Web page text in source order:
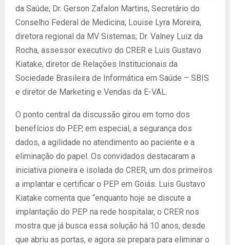
da Saúde; Dr. Gerson Zafalon Martins, Secretário do
Conselho Federal de Medicina; Louise Lyra Moreira,
diretora regional da MV Sistemas; Dr. Valney Luiz da
Rocha, assessor executivo do CRER e Luis Gustavo
Kiatake, diretor de Relações Institucionais da
Sociedade Brasileira de Informática em Saúde – SBIS
e diretor de Marketing e Vendas da E-VAL.
O ponto central da discussão girou em torno dos
benefícios do PEP, em especial, a segurança dos
dados, a agilidade no atendimento ao paciente e a
eliminação do papel. Os convidados destacaram a
iniciativa pioneira e isolada do CRER, um dos primeiros
a implantar e certificar o PEP em Goiás. Luis Gustavo
Kiatake comenta que “enquanto hoje se discute a
implantação do PEP na rede hospitalar, o CRER nos
mostra que já busca essa solução há 10 anos, desde
que abriu as portas, e agora se prepara para eliminar o